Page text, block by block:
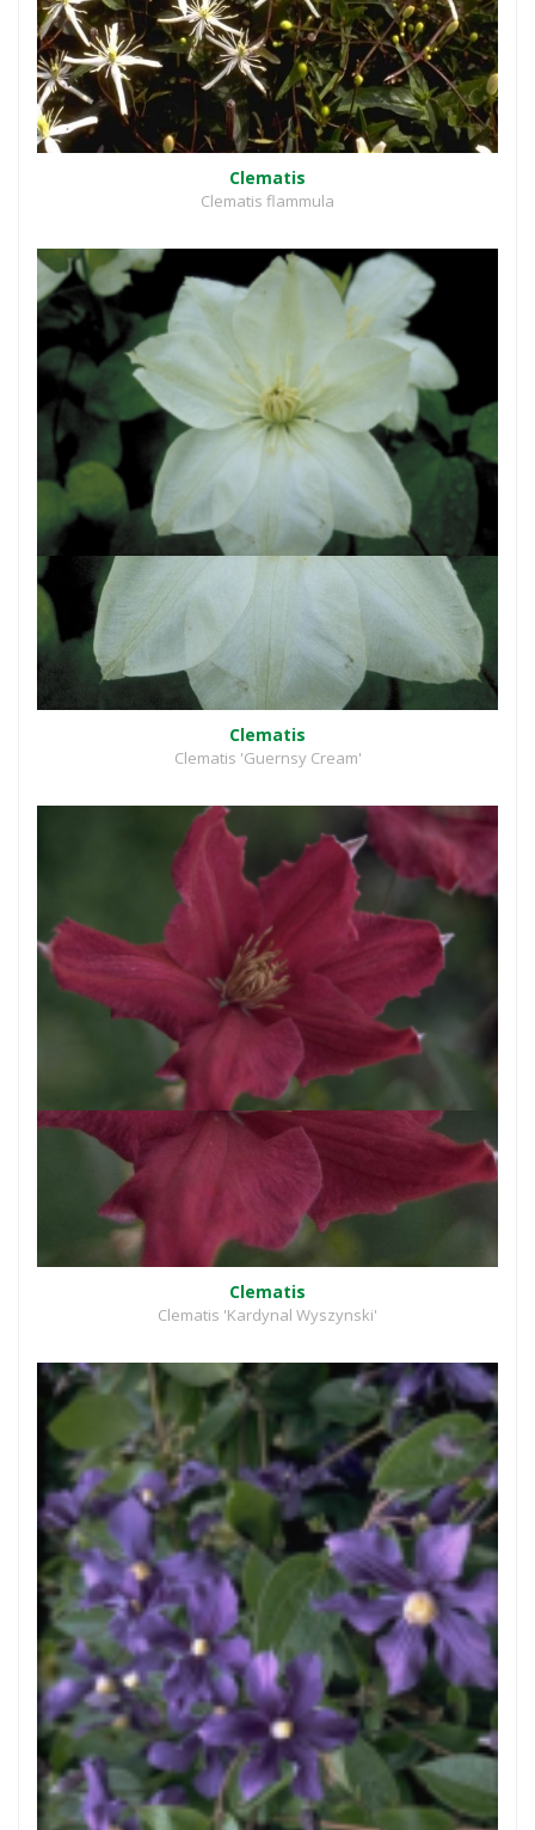
Clematis
Clematis flammula
Clematis
Clematis 'Guernsy Cream'
Clematis
Clematis 'Kardynal Wyszynski'